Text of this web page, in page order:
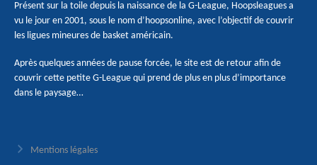
Présent sur la toile depuis la naissance de la G-League, Hoopsleagues a
vu le jour en 2001, sous le nom d’hoopsonline, avec l’objectif de couvrir
les ligues mineures de basket américain.
Après quelques années de pause forcée, le site est de retour afin de
couvrir cette petite G-League qui prend de plus en plus d’importance
dans le paysage…
Mentions légales